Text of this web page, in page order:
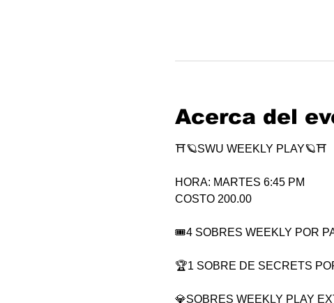
Acerca del
⛩🪐SWU WEEKLY PLAY🪐⛩
HORA: MARTES 6:45 PM
COSTO 200.00
🎟4 SOBRES WEEKLY POR
🏆1 SOBRE DE SECRETS
💎SOBRES WEEKLY PLAY